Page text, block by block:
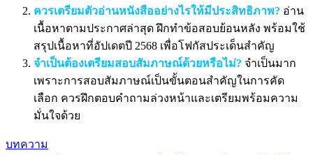
ควรเตรียมตัวอ่านหนังสืออย่างไรให้มีประสิทธิภาพ? อ่าน
เนื้อหาตามประกาศล่าสุด ฝึกทำข้อสอบย้อนหลัง พร้อมใช้
สรุปเนื้อหาที่อัปเดตปี 2568 เพื่อโฟกัสประเด็นสำคัญ
จำเป็นต้องเตรียมสอบสัมภาษณ์ด้วยหรือไม่? จำเป็นมาก
เพราะการสอบสัมภาษณ์เป็นขั้นตอนสำคัญในการคัด
เลือก ควรฝึกตอบคำถามล่วงหน้าและเตรียมพร้อมความ
มั่นใจด้วย
บทความ